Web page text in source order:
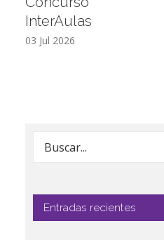
InterAulas
03 Jul 2026
Buscar:
Entradas recientes